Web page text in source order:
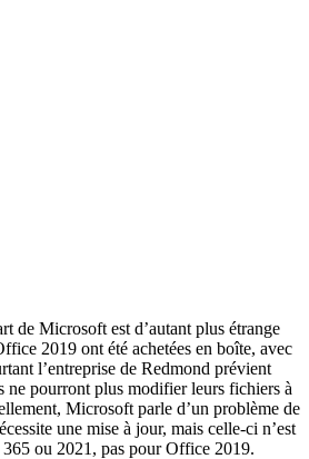
de Microsoft est d’autant plus étrange
2019 ont été achetées en boîte, avec
l’entreprise de Redmond prévient
ne pourront plus modifier leurs fichiers à
Microsoft parle d’un problème de
une mise à jour, mais celle-ci n’est
ou 2021, pas pour Office 2019.